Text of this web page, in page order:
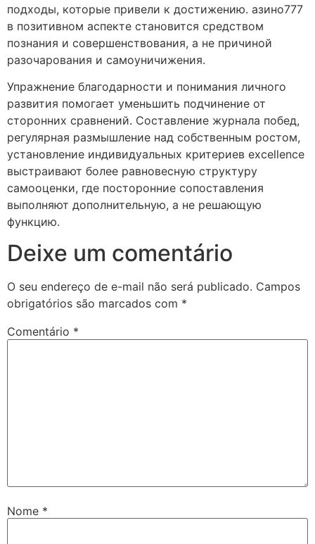
подходы, которые привели к достижению. азино777
в позитивном аспекте становится средством
познания и совершенствования, а не причиной
разочарования и самоуничижения.
Упражнение благодарности и понимания личного
развития помогает уменьшить подчинение от
сторонних сравнений. Составление журнала побед,
регулярная размышление над собственным ростом,
установление индивидуальных критериев excellence
выстраивают более равновесную структуру
самооценки, где посторонние сопоставления
выполняют дополнительную, а не решающую
функцию.
Deixe um comentário
O seu endereço de e-mail não será publicado. Campos
obrigatórios são marcados com *
Comentário *
Nome *